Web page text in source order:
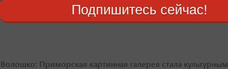
19:02, 23 июня 2026
Волошко: Приморская картинная галерея стала культурным
Подпишитесь сейчас!